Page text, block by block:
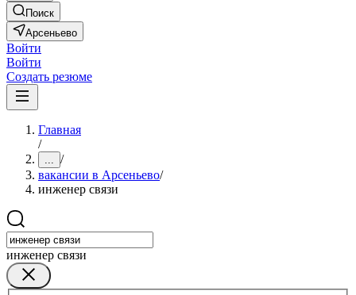
Поиск
Арсеньево
Войти
Войти
Создать резюме
Главная
/
... /
вакансии в Арсеньево/
инженер связи
инженер связи